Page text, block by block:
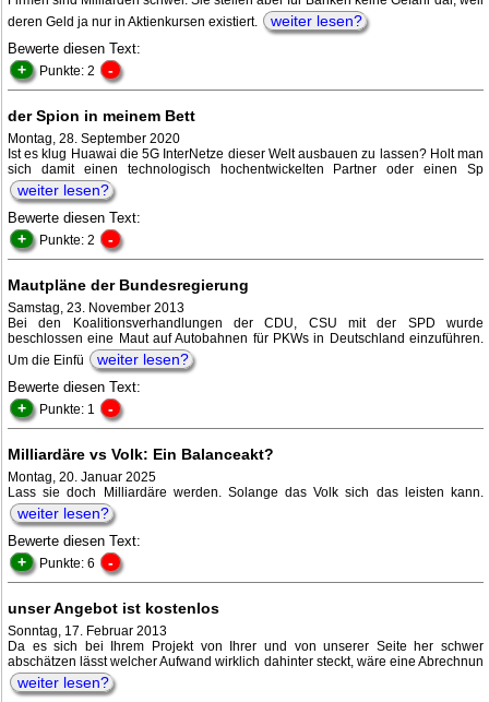
deren Geld ja nur in Aktienkursen existiert.
weiter lesen?
Bewerte diesen Text:
+ Punkte: 2 -
der Spion in meinem Bett
Montag, 28. September 2020
Ist es klug Huawai die 5G InterNetze dieser Welt ausbauen zu lassen? Holt man
sich damit einen technologisch hochentwickelten Partner oder einen Sp
weiter lesen?
Bewerte diesen Text:
+ Punkte: 2 -
Mautpläne der Bundesregierung
Samstag, 23. November 2013
Bei den Koalitionsverhandlungen der CDU, CSU mit der SPD wurde
beschlossen eine Maut auf Autobahnen für PKWs in Deutschland einzuführen.
Um die Einfü
weiter lesen?
Bewerte diesen Text:
+ Punkte: 1 -
Milliardäre vs Volk: Ein Balanceakt?
Montag, 20. Januar 2025
Lass sie doch Milliardäre werden. Solange das Volk sich das leisten kann.
weiter lesen?
Bewerte diesen Text:
+ Punkte: 6 -
unser Angebot ist kostenlos
Sonntag, 17. Februar 2013
Da es sich bei Ihrem Projekt von Ihrer und von unserer Seite her schwer
abschätzen lässt welcher Aufwand wirklich dahinter steckt, wäre eine Abrechnun
weiter lesen?